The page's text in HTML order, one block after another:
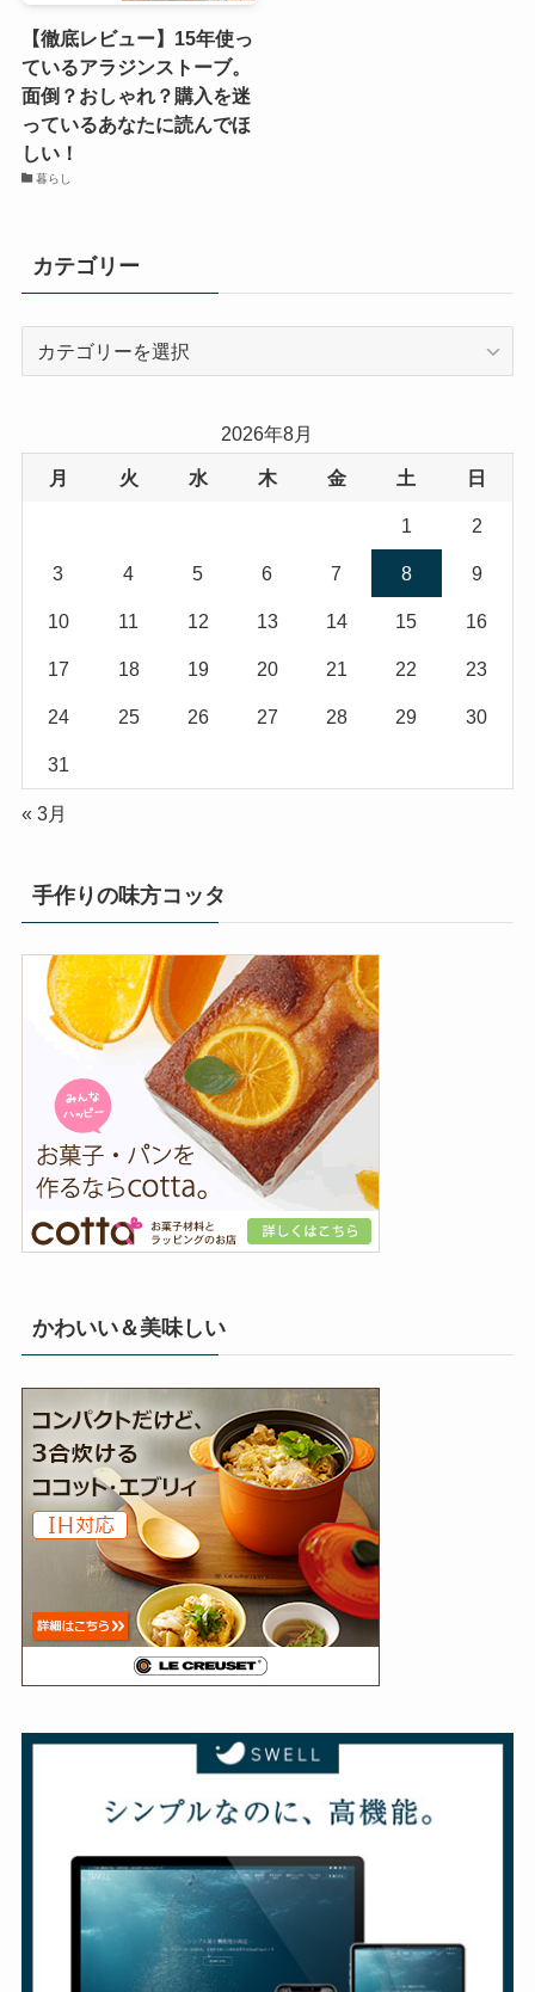
【徹底レビュー】15年使っ
ているアラジンストーブ。
面倒？おしゃれ？購入を迷
っているあなたに読んでほ
しい！
暮らし
カテゴリー
ー
2026年8月
月 火 水 木 金 土 日
1 2
3 4 5 6 7 8 9
10 11 12 13 14 15 16
17 18 19 20 21 22 23
24 25 26 27 28 29 30
31
« 3月
手作りの味方コッタ
かわいい＆美味しい